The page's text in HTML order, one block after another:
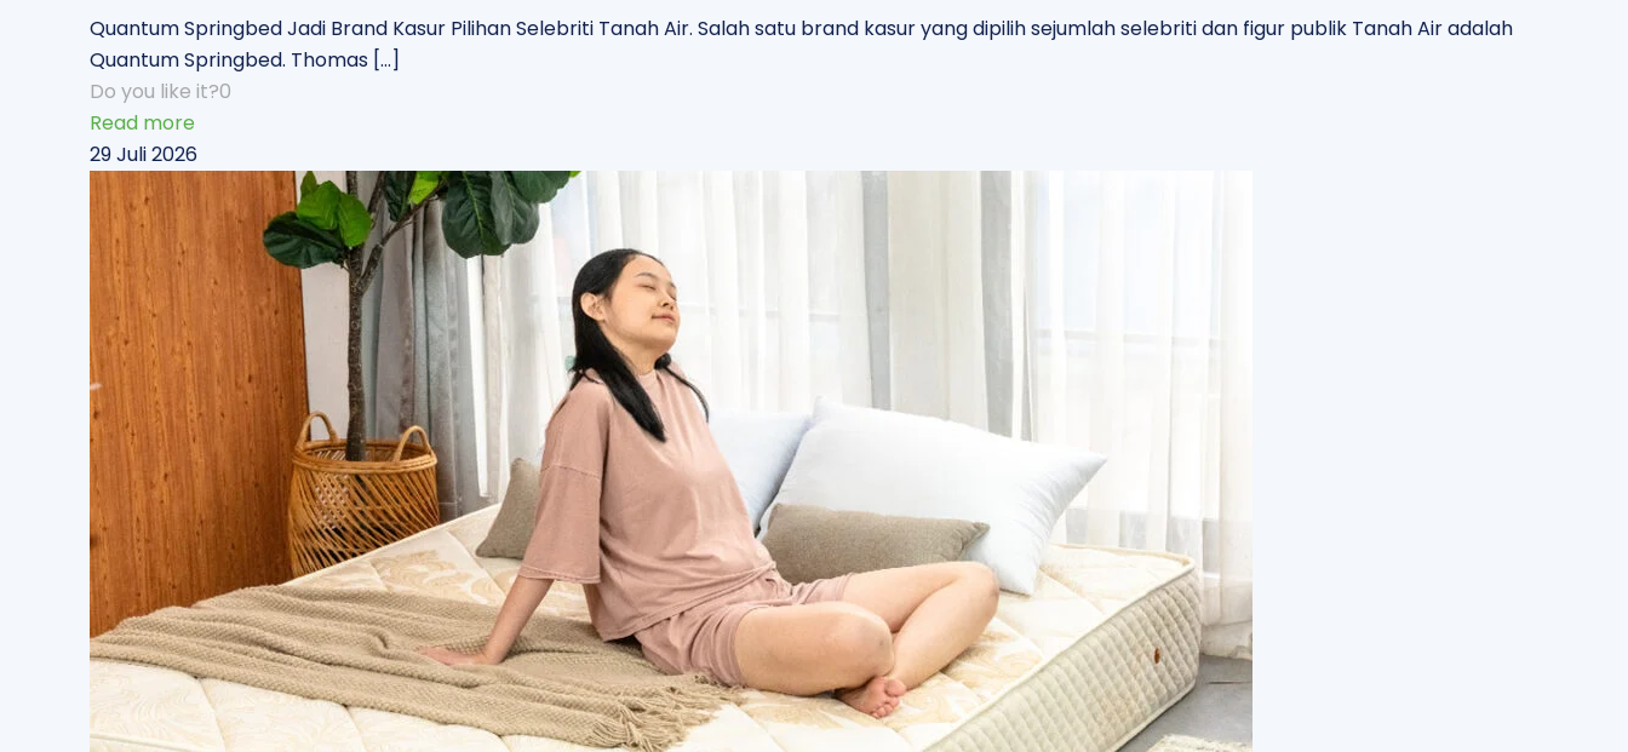
Quantum Springbed Jadi Brand Kasur Pilihan Selebriti Tanah Air. Salah satu brand kasur yang dipilih sejumlah selebriti dan figur publik Tanah Air adalah
Quantum Springbed. Thomas […]
Do you like it?0
Read more
29 Juli 2026